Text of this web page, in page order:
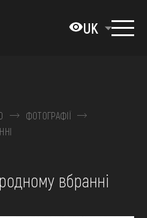
UK
ФОТОГРАФІЇ
вбранні